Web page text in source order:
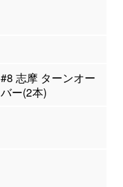
#8 志摩 ターンオー
バー(2本)